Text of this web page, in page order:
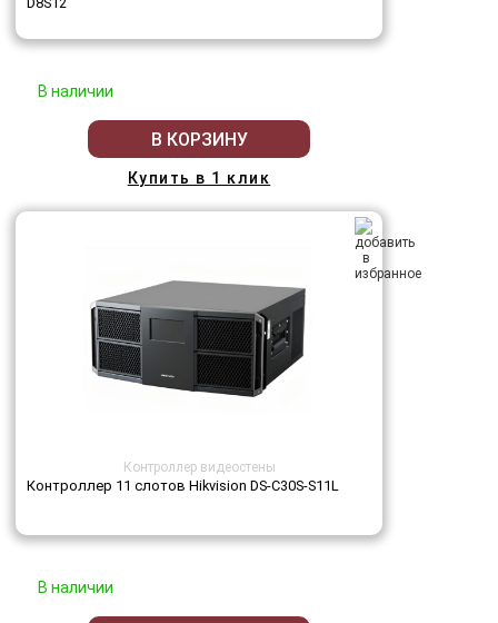
В наличии
В КОРЗИНУ
Купить в 1 клик
Контроллер видеостены
Контроллер 11 слотов Hikvision DS-C30S-S11L
В наличии